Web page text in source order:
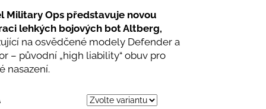
Military Ops představuje novou
lehkých bojových bot Altberg,
na osvědčené modely Defender a
– původní „high liability“ obuv pro
nasazení.